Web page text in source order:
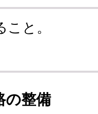
と。
の整備